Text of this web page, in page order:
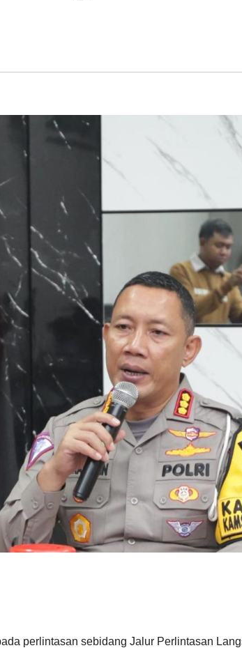
perlintasan sebidang Jalur Perlintasan